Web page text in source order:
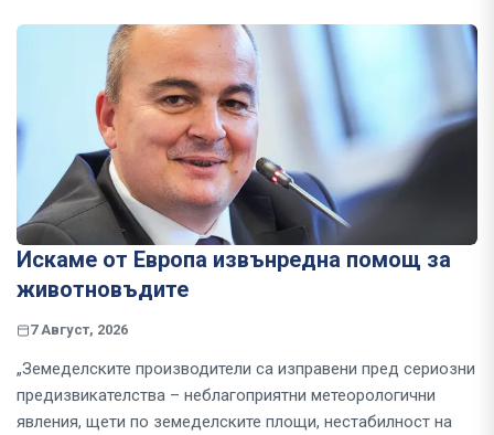
Искаме от Европа извънредна помощ за
животновъдите
7 Август, 2026
„Земеделските производители са изправени пред сериозни
предизвикателства – неблагоприятни метеорологични
явления, щети по земеделските площи, нестабилност на